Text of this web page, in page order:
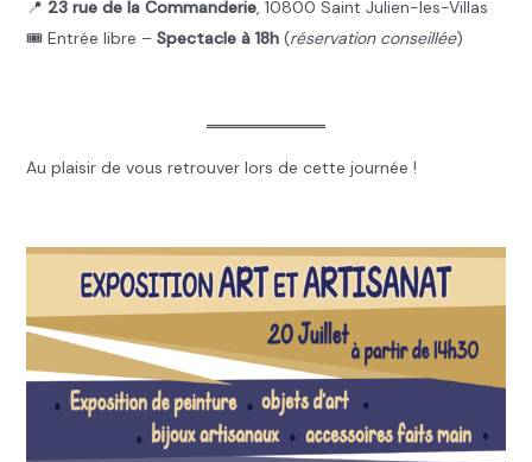
📍 23 rue de la Commanderie, 10800 Saint Julien-les-Villas
🎟️ Entrée libre –Spectacle à 18h(réservation conseillée)
Au plaisir de vous retrouver lors de cette journée !